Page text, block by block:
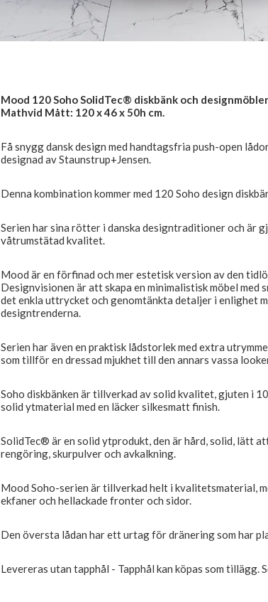
Mood 120 Soho SolidTec® diskbänk och
Mathvid Mått: 120 x 46 x 50h cm.
Få snygg dansk design med handtagsfria push-open
designad av Staunstrup+Jensen.
Denna kombination kommer med 120 Soho design
Serien har sina rötter i danska designtraditioner och är
våtrumstätad kvalitet.
Mood är en förfinad och mer estetisk version av den
Designvisionen är att skapa en minimalistisk möbel med
det enkla uttrycket och genomtänkta detaljer i enlighet
designtrenderna.
Serien har även en praktisk lådstorlek med extra
som tillför en dressad mjukhet till den annars vassa
Soho diskbänken är tillverkad av solid kvalitet, gjuten i
solid ytmaterial med en läcker silkesmatt finish.
SolidTec® är en solid ytprodukt, den är hård, solid, lätt
rengöring, skurpulver och avkalkning.
Mood Soho-serien är tillverkad helt i kvalitetsmaterial,
ekfaner och hellackade fronter och sidor.
Den översta lådan har ett urtag för dränering som har
Levereras utan tapphål - Tapphål kan köpas som tillägg.